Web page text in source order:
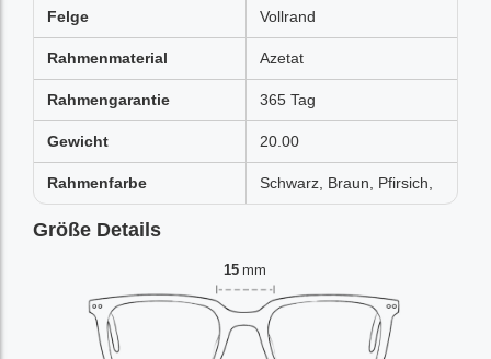
Felge Vollrand
Rahmenmaterial Azetat
Rahmengarantie 365 Tag
Gewicht 20.00
Rahmenfarbe Schwarz, Braun, Pfirsich,
Größe Details
15 mm